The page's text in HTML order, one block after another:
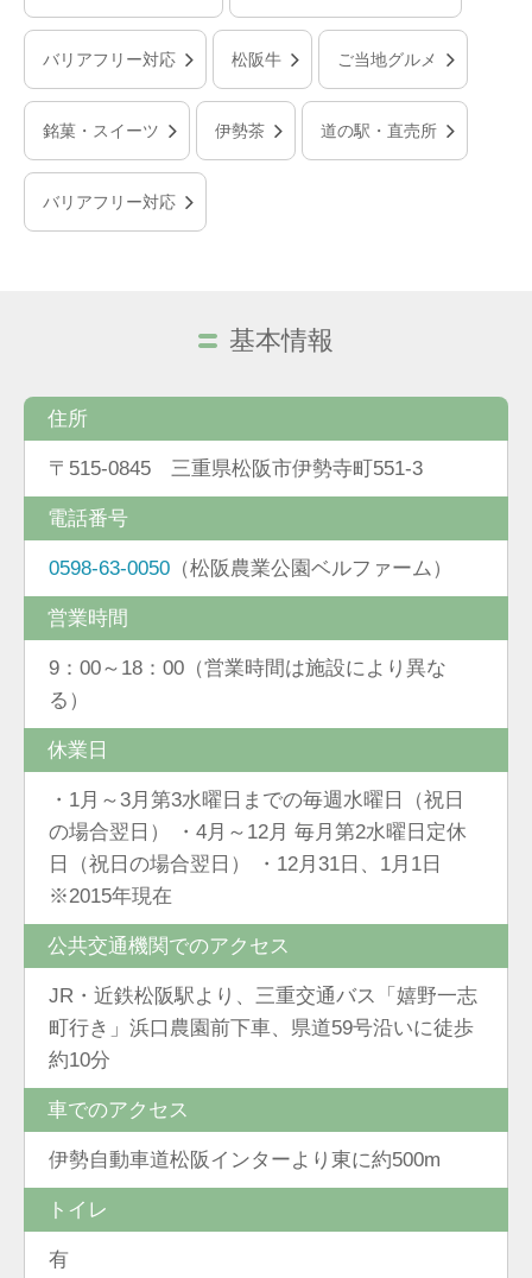
バリアフリー対応 松阪牛 ご当地グルメ
銘菓・スイーツ 伊勢茶 道の駅・直売所
バリアフリー対応
基本情報
住所
〒515-0845 三重県松阪市伊勢寺町551-3
電話番号
0598-63-0050 （松阪農業公園ベルファーム）
営業時間
9：00～18：00（営業時間は施設により異な
る）
休業日
・1月～3月第3水曜日までの毎週水曜日（祝日
の場合翌日） ・4月～12月 毎月第2水曜日定休
日（祝日の場合翌日） ・12月31日、1月1日
※2015年現在
公共交通機関でのアクセス
JR・近鉄松阪駅より、三重交通バス「嬉野一志
町行き」浜口農園前下車、県道59号沿いに徒歩
約10分
車でのアクセス
伊勢自動車道松阪インターより東に約500m
トイレ
有